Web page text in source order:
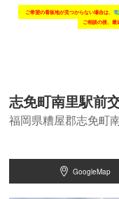
ご希望の看板地が見つからない場合は、
ご相談の後、最
志免町南里駅前
福岡県糟屋郡志免町
GoogleMap